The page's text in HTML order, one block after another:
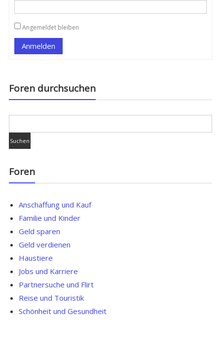
Angemeldet bleiben
Anmelden
Foren durchsuchen
Foren
Anschaffung und Kauf
Familie und Kinder
Geld sparen
Geld verdienen
Haustiere
Jobs und Karriere
Partnersuche und Flirt
Reise und Touristik
Schönheit und Gesundheit